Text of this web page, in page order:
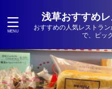
浅草おすすめ
おすすめの人気レストラ
で、ピッ